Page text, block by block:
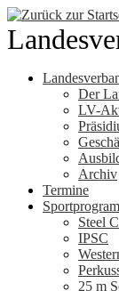
Zum
Inhalt
springen
Der
LV-
Archiv
Termine
Steel
IPSC
25 m